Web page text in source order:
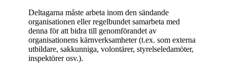
Deltagarna måste arbeta inom den sändande
organisationen eller regelbundet samarbeta med
denna för att bidra till genomförandet av
organisationens kärnverksamheter (t.ex. som externa
utbildare, sakkunniga, volontärer, styrelseledamöter,
inspektörer osv.).